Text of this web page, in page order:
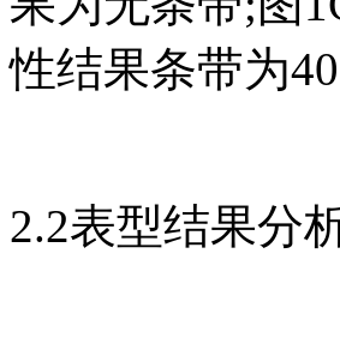
性结果条带为
2.2表型结果分